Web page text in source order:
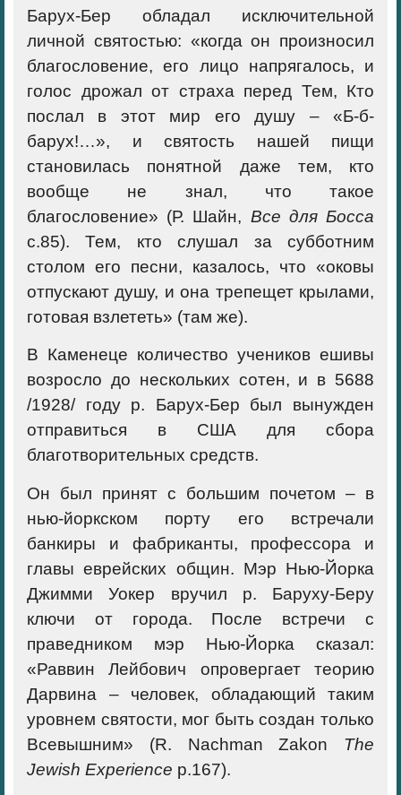
Барух-Бер обладал исключительной
личной святостью: «когда он произносил
благословение, его лицо напрягалось, и
голос дрожал от страха перед Тем, Кто
послал в этот мир его душу – «Б-б-
барух!…», и святость нашей пищи
становилась понятной даже тем, кто
вообще не знал, что такое
благословение» (Р. Шайн, Все для Босса
с.85). Тем, кто слушал за субботним
столом его песни, казалось, что «оковы
отпускают душу, и она трепещет крылами,
готовая взлететь» (там же).
В Каменеце количество учеников ешивы
возросло до нескольких сотен, и в 5688
/1928/ году р. Барух-Бер был вынужден
отправиться в США для сбора
благотворительных средств.
Он был принят с большим почетом – в
нью-йоркском порту его встречали
банкиры и фабриканты, профессора и
главы еврейских общин. Мэр Нью-Йорка
Джимми Уокер вручил р. Баруху-Беру
ключи от города. После встречи с
праведником мэр Нью-Йорка сказал:
«Раввин Лейбович опровергает теорию
Дарвина – человек, обладающий таким
уровнем святости, мог быть создан только
Всевышним» (R. Nachman Zakon The
Jewish Experience p.167).